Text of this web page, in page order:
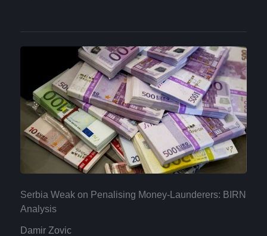
Serbia Weak on Penalising Money-Launderers: BIRN
Analysis
Damir Zovic